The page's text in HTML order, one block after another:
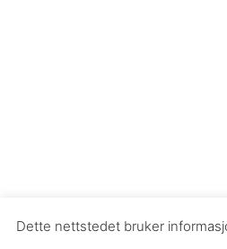
Dette nettstedet bruker